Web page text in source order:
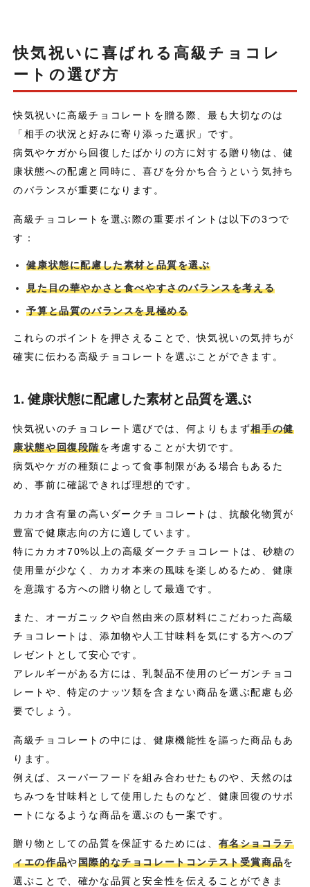
快気祝いに喜ばれる高級チョコレ
ートの選び方
快気祝いに高級チョコレートを贈る際、最も大切なのは
「相手の状況と好みに寄り添った選択」です。
病気やケガから回復したばかりの方に対する贈り物は、健
康状態への配慮と同時に、喜びを分かち合うという気持ち
のバランスが重要になります。
高級チョコレートを選ぶ際の重要ポイントは以下の3つで
す：
健康状態に配慮した素材と品質を選ぶ
見た目の華やかさと食べやすさのバランスを考える
予算と品質のバランスを見極める
これらのポイントを押さえることで、快気祝いの気持ちが
確実に伝わる高級チョコレートを選ぶことができます。
1. 健康状態に配慮した素材と品質を選ぶ
快気祝いのチョコレート選びでは、何よりもまず相手の健
康状態や回復段階を考慮することが大切です。
病気やケガの種類によって食事制限がある場合もあるた
め、事前に確認できれば理想的です。
カカオ含有量の高いダークチョコレートは、抗酸化物質が
豊富で健康志向の方に適しています。
特にカカオ70%以上の高級ダークチョコレートは、砂糖の
使用量が少なく、カカオ本来の風味を楽しめるため、健康
を意識する方への贈り物として最適です。
また、オーガニックや自然由来の原材料にこだわった高級
チョコレートは、添加物や人工甘味料を気にする方へのプ
レゼントとして安心です。
アレルギーがある方には、乳製品不使用のビーガンチョコ
レートや、特定のナッツ類を含まない商品を選ぶ配慮も必
要でしょう。
高級チョコレートの中には、健康機能性を謳った商品もあ
ります。
例えば、スーパーフードを組み合わせたものや、天然のは
ちみつを甘味料として使用したものなど、健康回復のサポ
ートになるような商品を選ぶのも一案です。
贈り物としての品質を保証するためには、 有名ショコラテ
ィエの作品や国際的なチョコレートコンテスト受賞商品を
選ぶことで、確かな品質と安全性を伝えることができま